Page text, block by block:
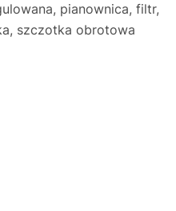
pianownica, filtr,
szczotka obrotowa